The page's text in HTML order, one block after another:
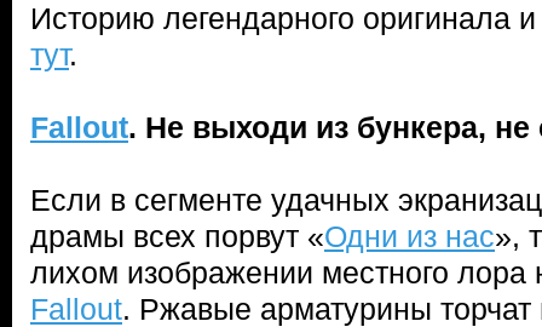
Историю легендарного оригинала
тут.
Fallout. Не выходи из бункера,
Если в сегменте удачных
драмы всех порвут «Одни из нас»,
лихом изображении местного лора
Fallout. Ржавые арматурины торчат